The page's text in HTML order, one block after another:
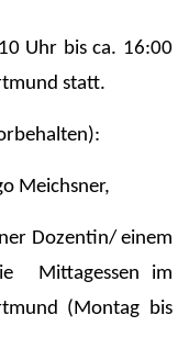
Uhr bis ca. 16:00
statt.
Meichsner,
Dozentin/ einem
Mittagessen im
(Montag bis